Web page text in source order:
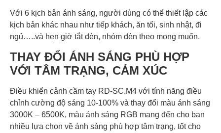
Với 6 kịch bản ánh sáng, người dùng có thể thiết lập các
kịch bản khác nhau như tiếp khách, ăn tối, sinh nhật, đi
ngủ…..và hẹn giờ tắt đèn, nhóm đèn theo mong muốn.
THAY ĐỔI ÁNH SÁNG PHÙ HỢP
VỚI TÂM TRẠNG, CẢM XÚC
Điều khiển cảnh cầm tay RD-SC.M4 với tính năng điều
chỉnh cường độ sáng 10-100% và thay đổi màu ánh sáng
3000K – 6500K, màu ánh sáng RGB mang đến cho bạn
nhiều lựa chọn về ánh sáng phù hợp tâm trạng, tốt cho